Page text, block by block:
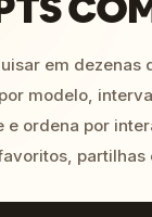
em dezenas
modelo,
e ordena por
partilhas